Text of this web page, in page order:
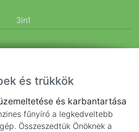
3in1
és trükkök
és karbantartása
fűnyíró a legkedveltebb
Összeszedtük Önöknek a